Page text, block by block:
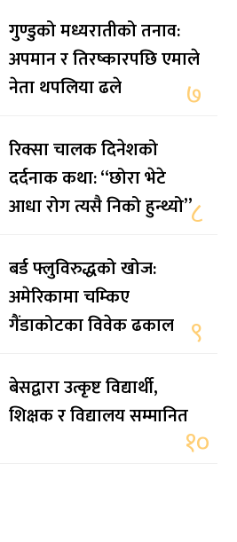
गुण्डुको मध्यरातीको तनाव:
अपमान र तिरष्कारपछि एमाले
नेता थपलिया ढले
७
रिक्सा चालक दिनेशको
दर्दनाक कथा: “छोरा भेटे
आधा रोग त्यसै निको हुन्थ्यो”८
बर्ड फ्लुविरुद्धको खोज:
अमेरिकामा चम्किए
गैंडाकोटका विवेक ढकाल ९
बेसद्वारा उत्कृष्ट विद्यार्थी,
शिक्षक र विद्यालय सम्मानित
१०